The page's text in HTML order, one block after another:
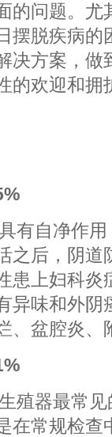
的问题。尤
摆脱疾病的
决方案，做
的欢迎和拥
有自净作
之后，阴道
患上妇科炎
异味和外阴
、盆腔炎、
殖器最常
在常规检查